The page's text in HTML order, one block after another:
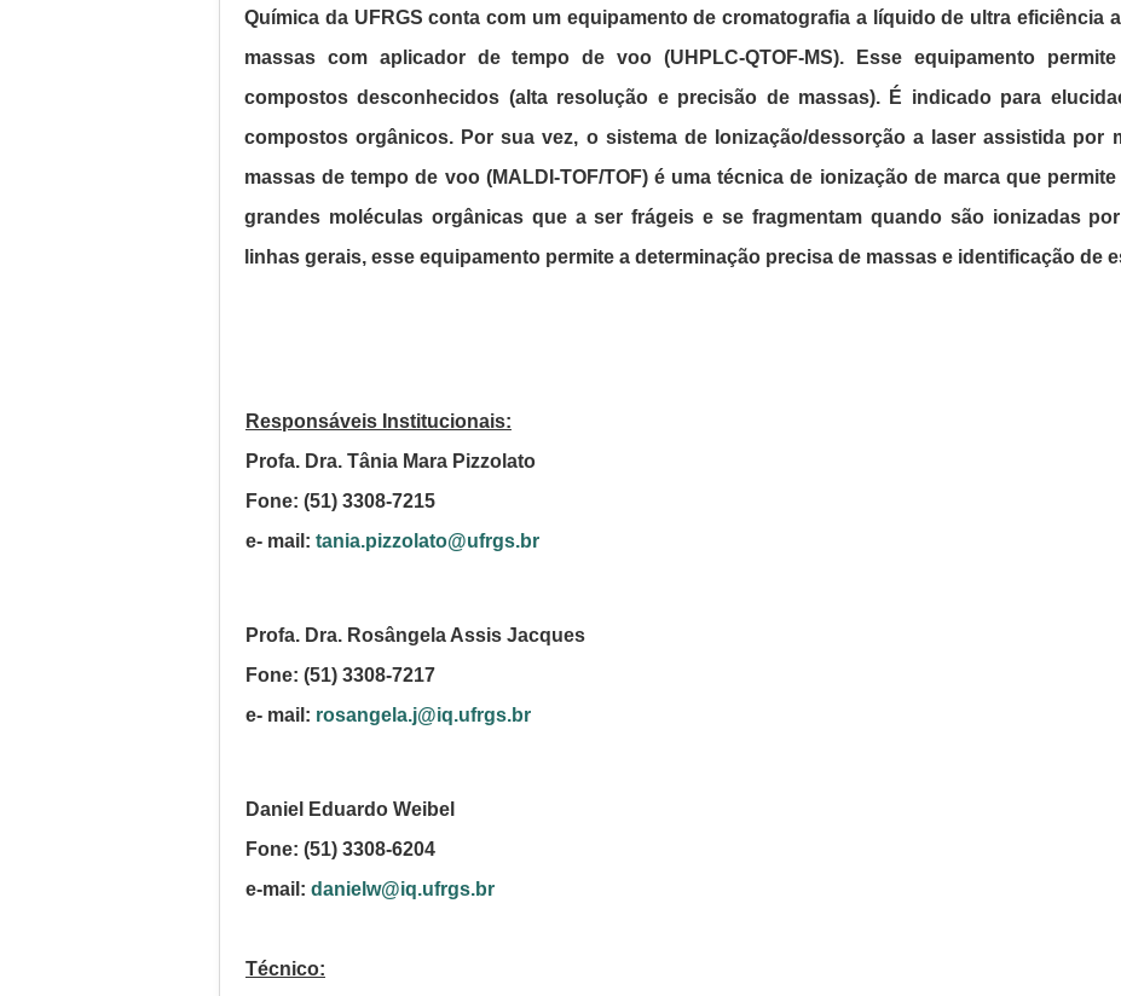
Química da UFRGS conta com um equipamento de cromatografia a líquido de ultra eficiência
massas com aplicador de tempo de voo (UHPLC-QTOF-MS). Esse equipamento
compostos desconhecidos (alta resolução e precisão de massas). É indicado para
compostos orgânicos. Por sua vez, o sistema de Ionização/dessorção a laser assistida por
massas de tempo de voo (MALDI-TOF/TOF) é uma técnica de ionização de marcaque
grandes moléculas orgânicas que a ser frágeis e se fragmentam quando são ionizadas
linhas gerais, esse equipamento permite a determinação precisa de massas e identificação de
Responsáveis ​​Institucionais:
Profa. Dra. Tânia Mara Pizzolato
Fone: (51) 3308-7215
e- mail: tania.pizzolato@ufrgs.br
Profa. Dra. Rosângela Assis Jacques
Fone: (51) 3308-7217
e- mail: rosangela.j@iq.ufrgs.br
Daniel Eduardo Weibel
Fone: (51) 3308-6204
e-mail: danielw@iq.ufrgs.br
Técnico: